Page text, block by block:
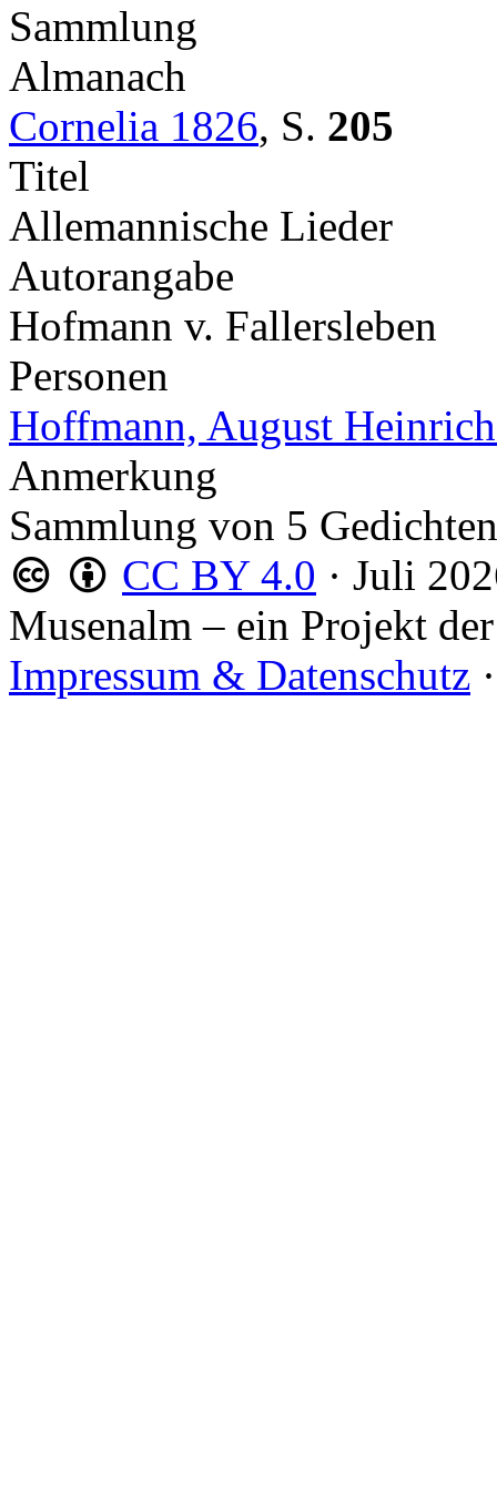
Sammlung
Almanach
Cornelia 1826, S. 205
Titel
Allemannische Lieder
Autorangabe
Hofmann v. Fallersleben
Personen
Hoffmann, August
Anmerkung
Sammlung von 5
CC BY 4.0 · Juli
Musenalm – ein Projekt der
Impressum & Datenschutz ·